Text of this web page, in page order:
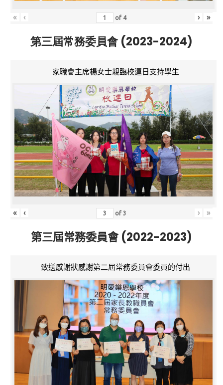
« ‹ of 4 › »
第三屆常務委員會 (2023-2024)
家職會主席楊女士親臨校運日支持學生
« ‹ of3 › »
第三屆常務委員會 (2022-2023)
致送感謝狀感謝第二屆常務委員會委員的付出